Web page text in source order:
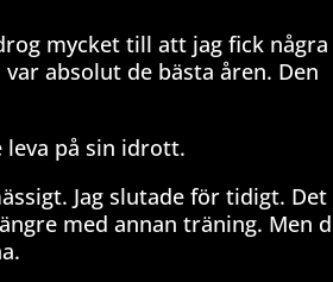
mycket till att jag fick några
absolut de bästa åren. Den
leva på sin idrott.
Jag slutade för tidigt. Det
med annan träning. Men